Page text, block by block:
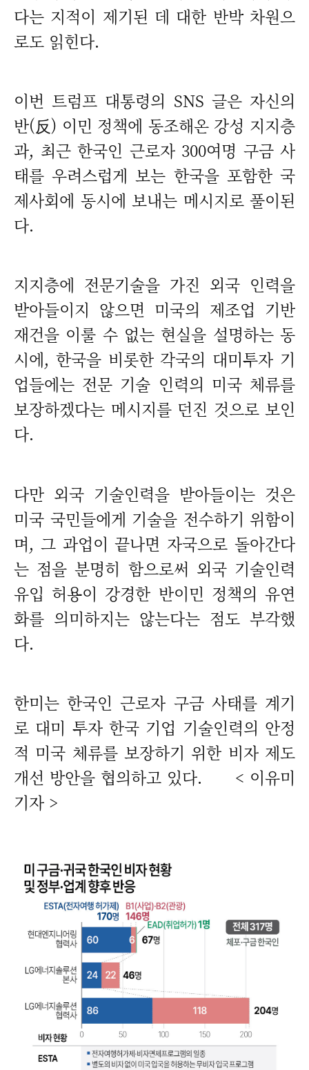
다는 지적이 제기된 데 대한 반박 차원으
로도 읽힌다.
이번 트럼프 대통령의 SNS 글은 자신의
반(反) 이민 정책에 동조해온 강성 지지층
과, 최근 한국인 근로자 300여명 구금 사
태를 우려스럽게 보는 한국을 포함한 국
제사회에 동시에 보내는 메시지로 풀이된
다.
지지층에 전문기술을 가진 외국 인력을
받아들이지 않으면 미국의 제조업 기반
재건을 이룰 수 없는 현실을 설명하는 동
시에, 한국을 비롯한 각국의 대미투자 기
업들에는 전문 기술 인력의 미국 체류를
보장하겠다는 메시지를 던진 것으로 보인
다.
다만 외국 기술인력을 받아들이는 것은
미국 국민들에게 기술을 전수하기 위함이
며, 그 과업이 끝나면 자국으로 돌아간다
는 점을 분명히 함으로써 외국 기술인력
유입 허용이 강경한 반이민 정책의 유연
화를 의미하지는 않는다는 점도 부각했
다.
한미는 한국인 근로자 구금 사태를 계기
로 대미 투자 한국 기업 기술인력의 안정
적 미국 체류를 보장하기 위한 비자 제도
개선 방안을 협의하고 있다. < 이유미
기자 >